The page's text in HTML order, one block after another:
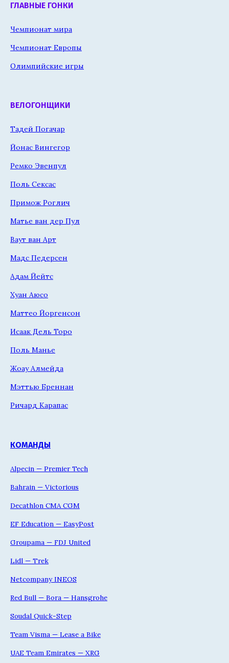
ГЛАВНЫЕ ГОНКИ
Чемпионат мира
Чемпионат Европы
Олимпийские игры
ВЕЛОГОНЩИКИ
Тадей Погачар
Йонас Вингегор
Ремко Эвенпул
Поль Сексас
Примож Роглич
Матье ван дер Пул
Ваут ван Арт
Мадс Педерсен
Адам Йейтс
Хуан Аюсо
Маттео Йоргенсон
Исаак Дель Торо
Поль Манье
Жоау Алмейда
Мэттью Бреннан
Ричард Карапас
КОМАНДЫ
Alpecin — Premier Tech
Bahrain — Victorious
Decathlon CMA CGM
EF Education — EasyPost
Groupama — FDJ United
Lidl — Trek
Netcompany INEOS
Red Bull — Bora — Hansgrohe
Soudal Quick-Step
Team Visma — Lease a Bike
UAE Team Emirates — XRG